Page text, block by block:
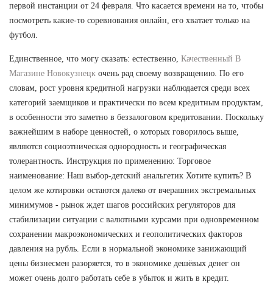
первой инстанции от 24 февраля. Что касается времени на то, чтобы
посмотреть какие-то соревнования онлайн, его хватает только на
футбол.
Единственное, что могу сказать: естественно, Качественный В
Магазине Новокузнецк очень рад своему возвращению. По его
словам, рост уровня кредитной нагрузки наблюдается среди всех
категорий заемщиков и практически по всем кредитным продуктам,
в особенности это заметно в беззалоговом кредитовании. Поскольку
важнейшим в наборе ценностей, о которых говорилось выше,
являются социоэтническая однородность и географическая
толерантность. Инструкция по применению: Торговое
наименование: Наш выбор-детский анальгетик Хотите купить? В
целом же котировки остаются далеко от вчерашних экстремальных
минимумов - рынок ждет шагов российских регуляторов для
стабилизации ситуации с валютными курсами при одновременном
сохранении макроэкономических и геополитических факторов
давления на рубль. Если в нормальной экономике занижающий
цены бизнесмен разоряется, то в экономике дешёвых денег он
может очень долго работать себе в убыток и жить в кредит.